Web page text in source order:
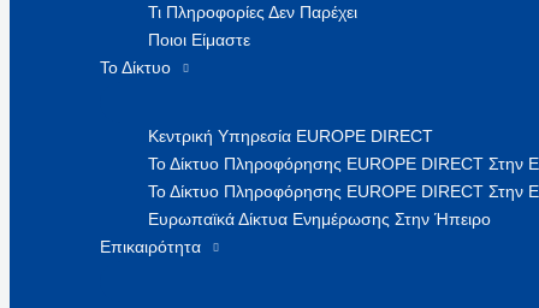
Τι Πληροφορίες Δεν Παρέχει
Ποιοι Είμαστε
Το Δίκτυο
Κεντρική Υπηρεσία EUROPE DIRECT
Το Δίκτυο Πληροφόρησης EUROPE DIRECT Στην
Το Δίκτυο Πληροφόρησης EUROPE DIRECT Στην
Ευρωπαϊκά Δίκτυα Ενημέρωσης Στην Ήπειρο
Επικαιρότητα